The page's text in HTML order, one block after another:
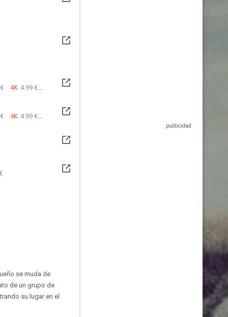
4K 4.99 €
4K 4.99 €
se muda de
de un grupo de
su lugar en el